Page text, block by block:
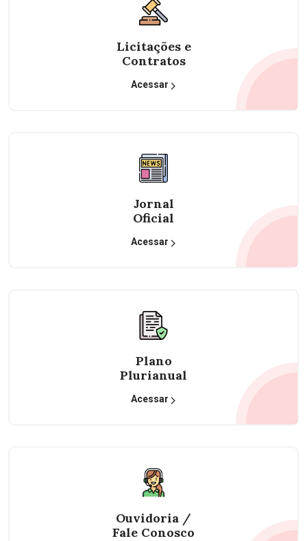
Licitações e
Contratos
Acessar
Jornal
Oficial
Acessar
Plano
Plurianual
Acessar
Ouvidoria /
Fale Conosco